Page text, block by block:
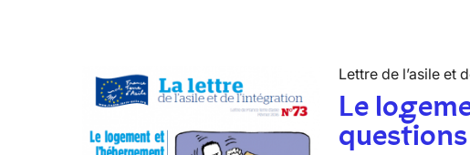
Lettre de l’asile et
Le
questions